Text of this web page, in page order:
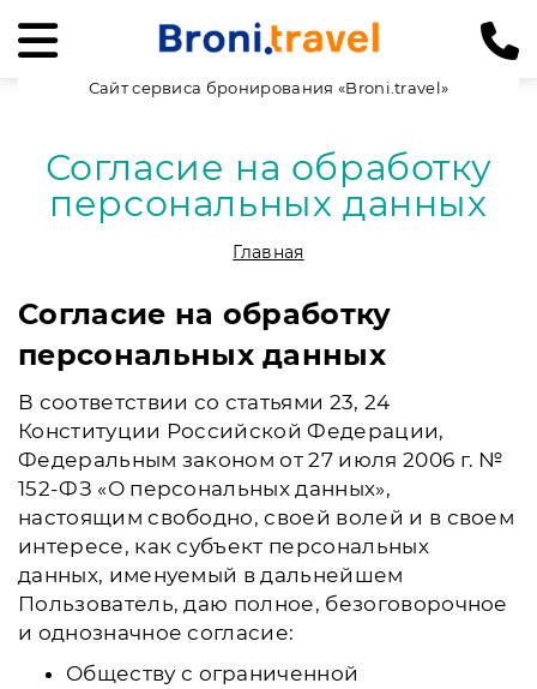
Сайт сервиса бронирования «Broni.travel»
Согласие на обработку
персональных данных
Главная
Согласие на обработку
персональных данных
В соответствии со статьями 23, 24
Конституции Российской Федерации,
Федеральным законом от 27 июля 2006 г. №
152-ФЗ «О персональных данных»,
настоящим свободно, своей волей и в своем
интересе, как субъект персональных
данных, именуемый в дальнейшем
Пользователь, даю полное, безоговорочное
и однозначное согласие:
Обществу с ограниченной